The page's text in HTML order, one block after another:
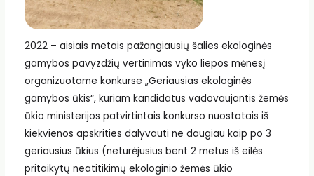
2022 – aisiais metais pažangiausių šalies ekologinės
gamybos pavyzdžių vertinimas vyko liepos mėnesį
organizuotame konkurse „Geriausias ekologinės
gamybos ūkis“, kuriam kandidatus vadovaujantis žemės
ūkio ministerijos patvirtintais konkurso nuostatais iš
kiekvienos apskrities dalyvauti ne daugiau kaip po 3
geriausius ūkius (neturėjusius bent 2 metus iš eilės
pritaikytų neatitikimų ekologinio žemės ūkio